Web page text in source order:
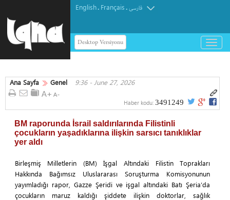
English. Français.فارسی
Desktop Versiyonu
باز
و
کردن
Ana Sayfa Genel 9:36 - June 27, 2026
Haber kodu: 3491249
BM raporunda İsrail saldırılarında Filistinli
çocukların yaşadıklarına ilişkin sarsıcı tanıklıklar
yer aldı
Birleşmiş Milletlerin (BM) İşgal Altındaki Filistin Toprakları
Hakkında Bağımsız Uluslararası Soruşturma Komisyonunun
yayımladığı rapor, Gazze Şeridi ve işgal altındaki Batı Şeria’da
çocukların maruz kaldığı şiddete ilişkin doktorlar, sağlık